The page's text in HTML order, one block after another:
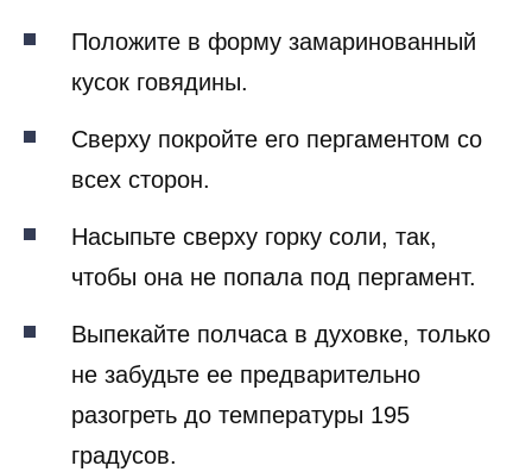
Положите в форму замаринованный
кусок говядины.
Сверху покройте его пергаментом со
всех сторон.
Насыпьте сверху горку соли, так,
чтобы она не попала под пергамент.
Выпекайте полчаса в духовке, только
не забудьте ее предварительно
разогреть до температуры 195
градусов.